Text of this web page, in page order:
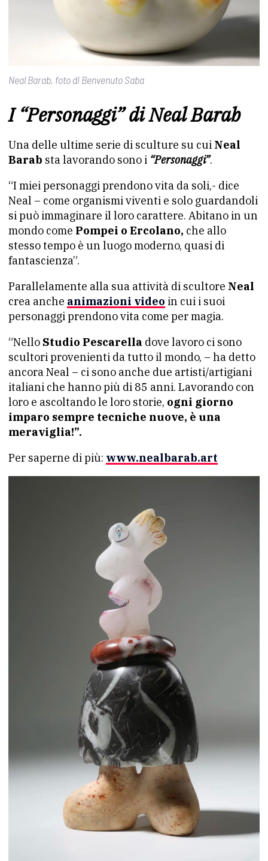
Neal Barab, foto di Benvenuto Saba
I “Personaggi” di Neal Barab
Una delle ultime serie di sculture su cui Neal
Barab sta lavorando sono i “Personaggi”.
“I miei personaggi prendono vita da soli,- dice
Neal – come organismi viventi e solo guardandoli
si può immaginare il loro carattere. Abitano in un
mondo come Pompei o Ercolano, che allo
stesso tempo è un luogo moderno, quasi di
fantascienza”.
Parallelamente alla sua attività di scultore Neal
crea anche animazioni video in cui i suoi
personaggi prendono vita come per magia.
“Nello Studio Pescarella dove lavoro ci sono
scultori provenienti da tutto il mondo, – ha detto
ancora Neal – ci sono anche due artisti/artigiani
italiani che hanno più di 85 anni. Lavorando con
loro e ascoltando le loro storie, ogni giorno
imparo sempre tecniche nuove, è una
meraviglia!”.
Per saperne di più: www.nealbarab.art